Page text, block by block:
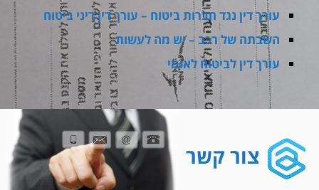
עורך דין נגד חברות ביטוח – עורך דין דיני ביטוח
השבתה של רכב – יש מה לעשות
עורך דין לביטוח לאומי
צור קשר